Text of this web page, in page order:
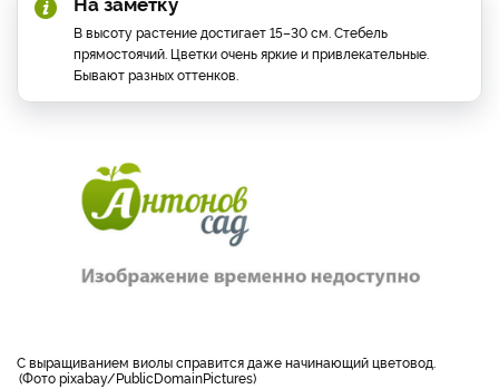
В высоту растение достигает 15–30 см. Стебель
прямостоячий. Цветки очень яркие и привлекательные.
Бывают разных оттенков.
С выращиванием виолы справится даже начинающий цветовод.
Фото pixabay/PublicDomainPictures